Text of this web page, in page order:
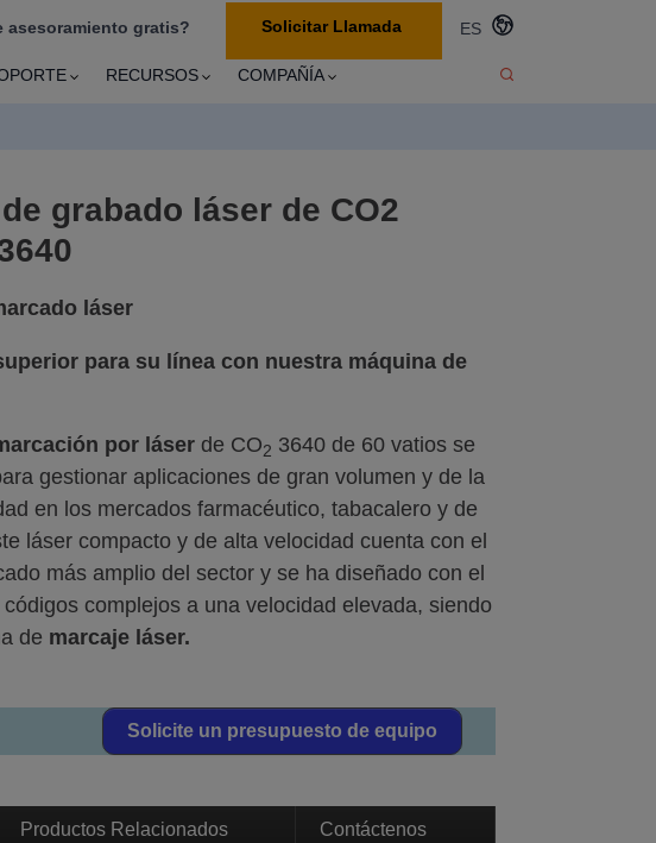
asesoramiento gratis? Solicitar Llamada ES
RECURSOS COMPAÑÍA
grabado láser de CO2
láser
para su línea con nuestra máquina de
por láser de CO2 3640 de 60 vatios se
gestionar aplicaciones de gran volumen y de la
en los mercados farmacéutico, tabacalero y de
láser compacto y de alta velocidad cuenta con el
más amplio del sector y se ha diseñado con el
complejos a una velocidad elevada, siendo
de marcaje láser.
Solicite un presupuesto de equipo
Productos Relacionados Contáctenos